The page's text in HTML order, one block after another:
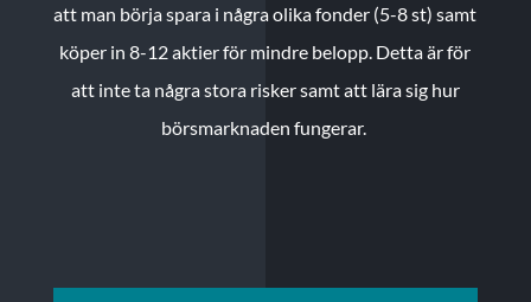
att man börja spara i några olika fonder (5-8 st) samt
köper in 8-12 aktier för mindre belopp. Detta är för
att inte ta några stora risker samt att lära sig hur
börsmarknaden fungerar.